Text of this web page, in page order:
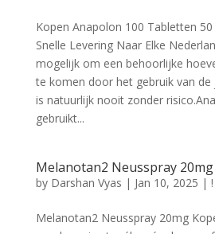
Kopen Anapolon 100 Tabletten
Snelle Levering Naar Elke
mogelijk om een behoorlijke
te komen door het gebruik van de
is natuurlijk nooit zonder
gebruikt...
Melanotan2 Neusspray
by Darshan Vyas | Jan 10, 2025 |
Melanotan2 Neusspray 20mg